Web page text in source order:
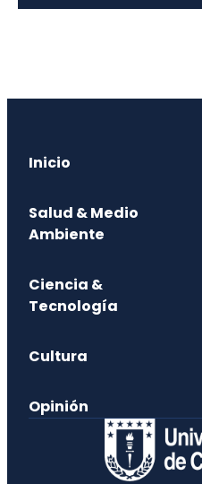
Inicio
Salud & Medio
Ambiente
Ciencia &
Tecnología
Cultura
Opinión